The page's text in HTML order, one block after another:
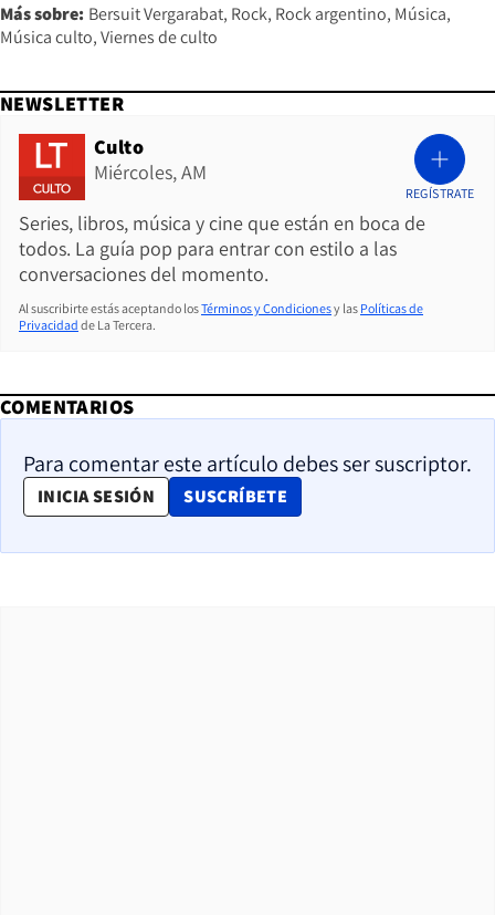
Más sobre: Bersuit Vergarabat Rock Rock argentino Música
Música culto Viernes de culto
NEWSLETTER
Culto
Miércoles, AM
Series, libros, música y cine que están en boca de
todos. La guía pop para entrar con estilo a las
conversaciones del momento.
REGÍSTRATE
Al suscribirte estás aceptando losTérminos y Condicionesy las Políticas de
Privacidad de La Tercera.
COMENTARIOS
Para comentar este artículo debes ser suscriptor.
INICIA SESIÓN SUSCRÍBETE
OPENS IN NEW WINDOW